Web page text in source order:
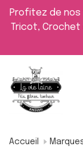
Profitez de
Tricot, Crochet
Accueil